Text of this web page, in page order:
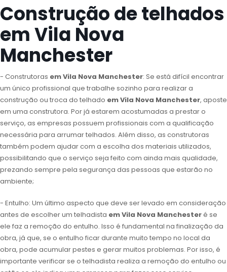
Construção de telhados
em Vila Nova
Manchester
- Construtoras em Vila Nova Manchester: Se está difícil encontrar
um único profissional que trabalhe sozinho para realizar a
construção ou troca do telhado em Vila Nova Manchester, aposte
em uma construtora. Por já estarem acostumadas a prestar o
serviço, as empresas possuem profissionais com a qualificação
necessária para arrumar telhados. Além disso, as construtoras
também podem ajudar com a escolha dos materiais utilizados,
possibilitando que o serviço seja feito com ainda mais qualidade,
prezando sempre pela segurança das pessoas que estarão no
ambiente;
- Entulho: Um último aspecto que deve ser levado em consideração
antes de escolher um telhadista em Vila Nova Manchesteré se
ele faz a remoção do entulho. Isso é fundamental na finalização da
obra, já que, se o entulho ficar durante muito tempo no local da
obra, pode acumular pestes e gerar muitos problemas. Por isso, é
importante verificar se o telhadista realiza a remoção do entulho ou